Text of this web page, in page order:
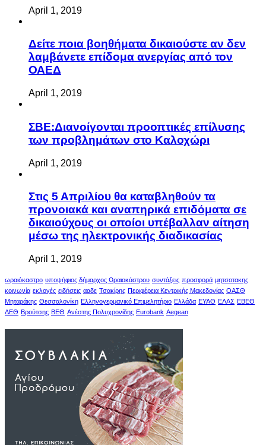
April 1, 2019
Δείτε ποια βοηθήματα δικαιούστε αν δεν
λαμβάνετε επίδομα ανεργίας από τον
ΟΑΕΔ
April 1, 2019
ΣΒΕ:Διανοίγονται προοπτικές επίλυσης
των προβλημάτων στο Καλοχώρι
April 1, 2019
Στις 5 Απριλίου θα καταβληθούν τα
προνοιακά και αναπηρικά επιδόματα σε
δικαιούχους οι οποίοι υπέβαλλαν αίτηση
μέσω της ηλεκτρονικής διαδικασίας
April 1, 2019
ωραιόκαστρο υποψήφιος δήμαρχος Ωραιοκάστρου συντάξεις προσφορά μητσοτακης
κοινωνία εκλογές ειδήσεις ααδε Τσακίρης Περιφέρεια Κεντρικής Μακεδονίας ΟΑΣΘ
Μηταράκης Θεσσαλονίκη Ελληνογερμανικό Επιμελητήριο Ελλάδα ΕΥΑΘ ΕΛΑΣ ΕΒΕΘ
ΔΕΘ Βρούτσης ΒΕΘ Ανέστης Πολυχρονίδης Eurobank Aegean